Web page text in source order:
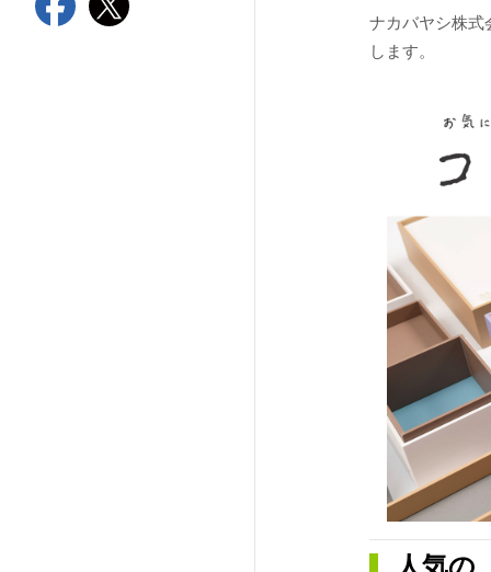
ナカバヤシ株式
します。